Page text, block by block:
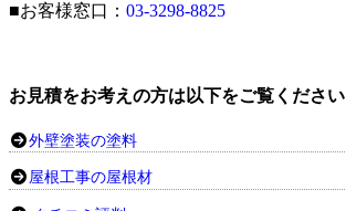
■お客様窓口： 03-3298-8825
お見積をお考えの方は以下をご覧ください
外壁塗装の塗料
屋根工事の屋根材